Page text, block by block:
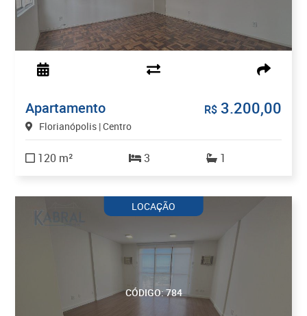
Apartamento
Florianópolis | Centro
R$3.200,00
120 m² 3 1
CÓDIGO: 784
LOCAÇÃO